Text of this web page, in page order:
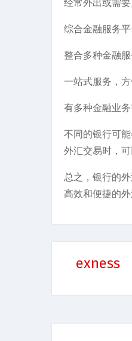
经常外出或需
综合金融服务
整合多种金融
一站式服务，
有多种金融业
不同的银行可
外汇交易时，
总之，银行的
高效和便捷的外
exness